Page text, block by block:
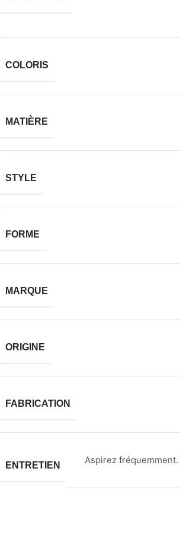
COLORIS
MATIÈRE
STYLE
FORME
MARQUE
ORIGINE
FABRICATION
ENTRETIEN
Aspirez